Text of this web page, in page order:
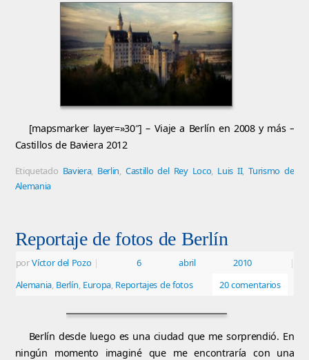
[mapsmarker layer=»30″] – Viaje a Berlín en 2008 y más –
Castillos de Baviera 2012
Etiquetado Baviera, Berlin, Castillo del Rey Loco, Luis II,Turismo de
Alemania
Reportaje de fotos de Berlín
porVíctor del Pozo | 6 abril 2010
|
Alemania, Berlín, Europa, Reportajes de fotos 20 comentarios
Berlín desde luego es una ciudad que me sorprendió. En
ningún momento imaginé que me encontraría con una